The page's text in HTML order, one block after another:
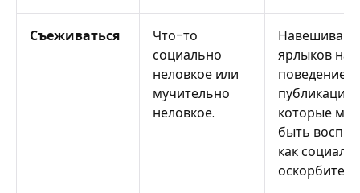
Съеживаться
Что-то
социально
неловкое или
мучительно
неловкое.
ярлыков на
поведение
публикации,
которые
быть
как